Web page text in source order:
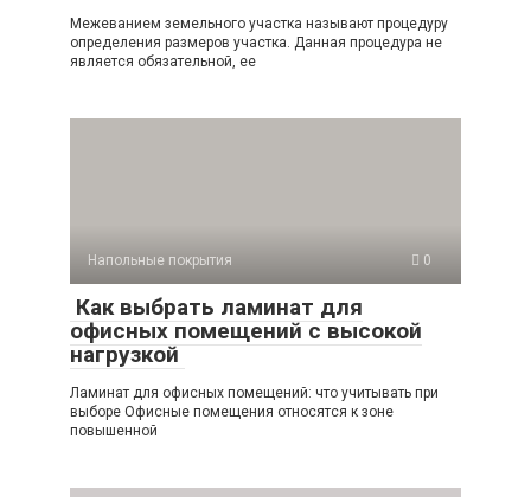
Межеванием земельного участка называют процедуру
определения размеров участка. Данная процедура не
является обязательной, ее
Напольные покрытия 0
Как выбрать ламинат для
офисных помещений с высокой
нагрузкой
Ламинат для офисных помещений: что учитывать при
выборе Офисные помещения относятся к зоне
повышенной